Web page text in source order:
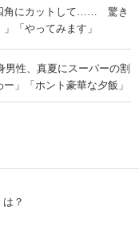
角にカットして…… 驚き
「やってみます」
男性、真夏にスーパーの割
「ホント豪華な夕飯」
？